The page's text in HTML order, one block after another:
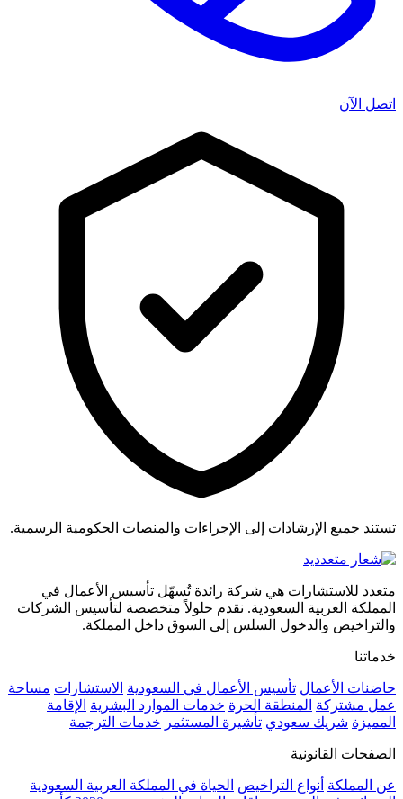
اتصل الآن
تستند جميع الإرشادات إلى الإجراءات والمنصات الحكومية الرسمية.
متعدد للاستشارات هي شركة رائدة تُسهّل تأسيس الأعمال في
المملكة العربية السعودية. نقدم حلولاً متخصصة لتأسيس الشركات
والتراخيص والدخول السلس إلى السوق داخل المملكة.
خدماتنا
حاضنات الأعمال تأسيس الأعمال في السعودية الاستشارات مساحة
عمل مشتركة المنطقة الحرة خدمات الموارد البشرية الإقامة
المميزة شريك سعودي تأشيرة المستثمر خدمات الترجمة
الصفحات القانونية
عن المملكة أنواع التراخيص الحياة في المملكة العربية السعودية